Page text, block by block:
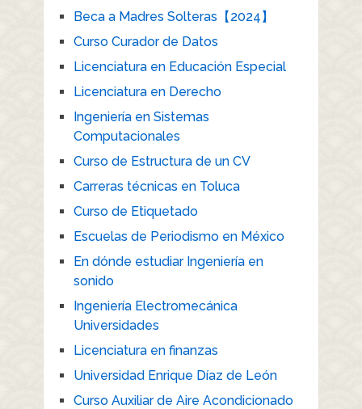
Beca a Madres Solteras【2024】
Curso Curador de Datos
Licenciatura en Educación Especial
Licenciatura en Derecho
Ingeniería en Sistemas
Computacionales
Curso de Estructura de un CV
Carreras técnicas en Toluca
Curso de Etiquetado
Escuelas de Periodismo en México
En dónde estudiar Ingeniería en
sonido
Ingeniería Electromecánica
Universidades
Licenciatura en finanzas
Universidad Enrique Díaz de León
Curso Auxiliar de Aire Acondicionado